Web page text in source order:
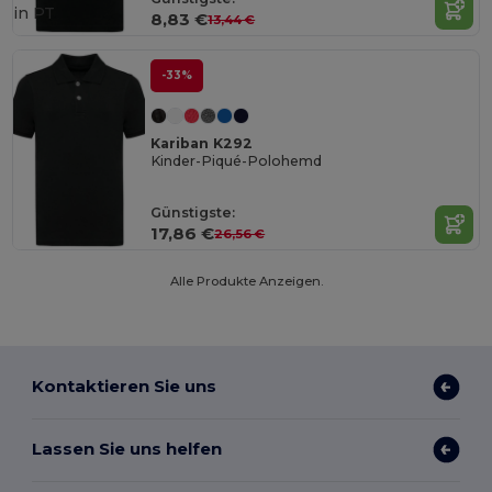
8,83 €13,44 €
in PT
-33%
Kariban K292
Kinder-Piqué-Polohemd
Günstigste:
17,86 €26,56 €
Alle Produkte Anzeigen.
Kontaktieren Sie uns
Lassen Sie uns helfen